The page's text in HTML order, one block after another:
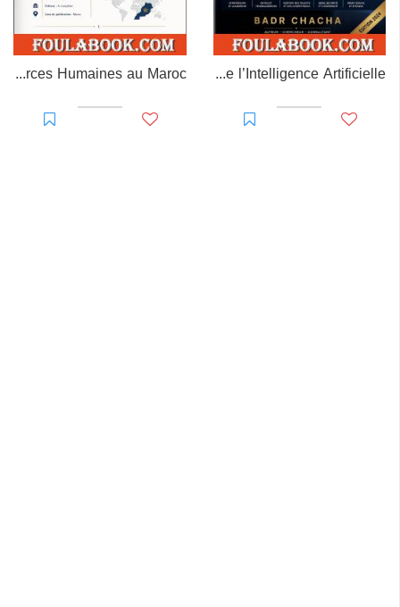
La Gestion des Ressources Humaines à l’ère de l’Intelligence Artificielle
MAROC RH – Gestion des Ressources Humaines au Maroc